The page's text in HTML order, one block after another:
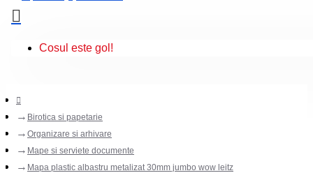
Cosul este gol!
Birotica si papetarie
Organizare si arhivare
Mape si serviete documente
Mapa plastic albastru metalizat 30mm jumbo wow leitz